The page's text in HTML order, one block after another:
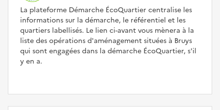
La plateforme Démarche ÉcoQuartier centralise les
informations sur la démarche, le référentiel et les
quartiers labellisés. Le lien ci-avant vous mènera à la
liste des opérations d'aménagement situées à Bruys
qui sont engagées dans la démarche ÉcoQuartier, s'il
y en a.